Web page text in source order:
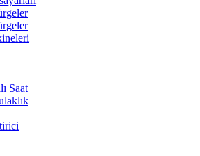
Saat